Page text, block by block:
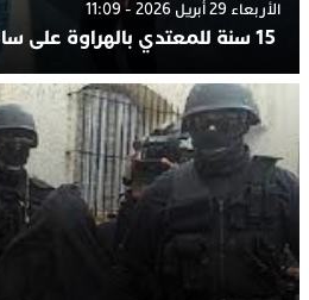
الأربعاء 29 أبريل 2026 - 11:09